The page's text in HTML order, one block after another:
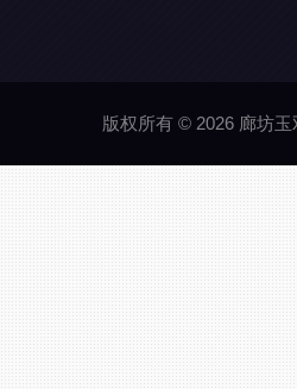
版权所有 © 2026 廊坊